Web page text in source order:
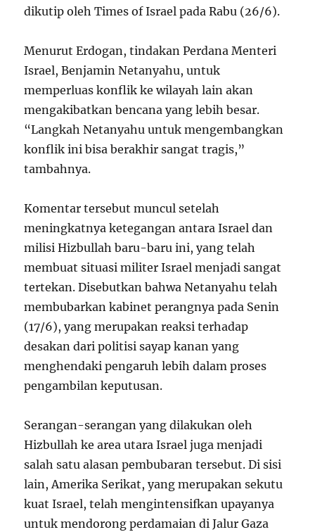
dikutip oleh Times of Israel pada Rabu (26/6).
Menurut Erdogan, tindakan Perdana Menteri
Israel, Benjamin Netanyahu, untuk
memperluas konflik ke wilayah lain akan
mengakibatkan bencana yang lebih besar.
“Langkah Netanyahu untuk mengembangkan
konflik ini bisa berakhir sangat tragis,”
tambahnya.
Komentar tersebut muncul setelah
meningkatnya ketegangan antara Israel dan
milisi Hizbullah baru-baru ini, yang telah
membuat situasi militer Israel menjadi sangat
tertekan. Disebutkan bahwa Netanyahu telah
membubarkan kabinet perangnya pada Senin
(17/6), yang merupakan reaksi terhadap
desakan dari politisi sayap kanan yang
menghendaki pengaruh lebih dalam proses
pengambilan keputusan.
Serangan-serangan yang dilakukan oleh
Hizbullah ke area utara Israel juga menjadi
salah satu alasan pembubaran tersebut. Di sisi
lain, Amerika Serikat, yang merupakan sekutu
kuat Israel, telah mengintensifkan upayanya
untuk mendorong perdamaian di Jalur Gaza